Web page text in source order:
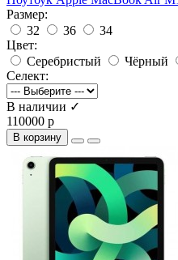
Размер:
32
36
34
Цвет:
Серебристый
Чёрный
Селект:
В наличии ✓
110000 р
В корзину